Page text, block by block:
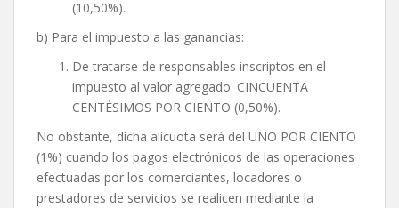
(10,50%).
b) Para el impuesto a las ganancias:
De tratarse de responsables inscriptos en el
impuesto al valor agregado: CINCUENTA
CENTÉSIMOS POR CIENTO (0,50%).
No obstante, dicha alícuota será del UNO POR CIENTO
(1%) cuando los pagos electrónicos de las operaciones
efectuadas por los comerciantes, locadores o
prestadores de servicios se realicen mediante la